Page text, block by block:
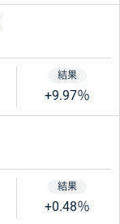
+9.97％
+0.48％